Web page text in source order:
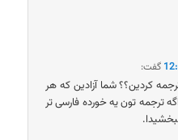
گفت:
کردین؟؟ شما آزادین که هر
ترجمه تون یه خورده فارسی تر